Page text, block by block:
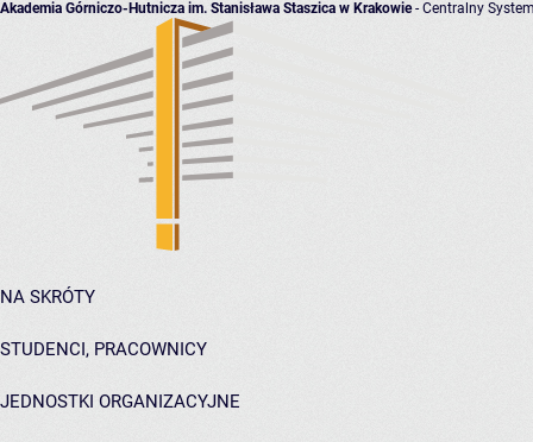
Akademia Górniczo-Hutnicza im. Stanisława Staszica w Krakowie- Centralny
NA SKRÓTY
STUDENCI, PRACOWNICY
JEDNOSTKI ORGANIZACYJNE